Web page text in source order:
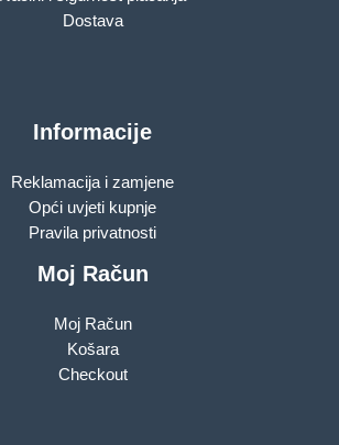
Dostava
Informacije
Reklamacija i zamjene
Opći uvjeti kupnje
Pravila privatnosti
Moj Račun
Moj Račun
Košara
Checkout